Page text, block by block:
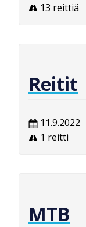
13 reittiä
Reitit
11.9.2022
1 reitti
MTB